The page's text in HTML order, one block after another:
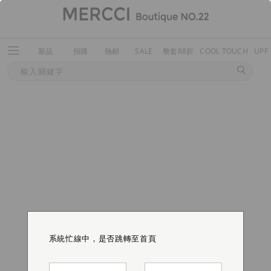
新品 預購 熱銷 SALE 整套88折 COOL TOUCH
系統忙線中，是否跳轉至首頁
系統忙線中，是否跳轉至首頁
系統忙線中，是否跳轉至首頁
系統忙線中，是否跳轉至首頁
系統忙線中，是否跳轉至首頁